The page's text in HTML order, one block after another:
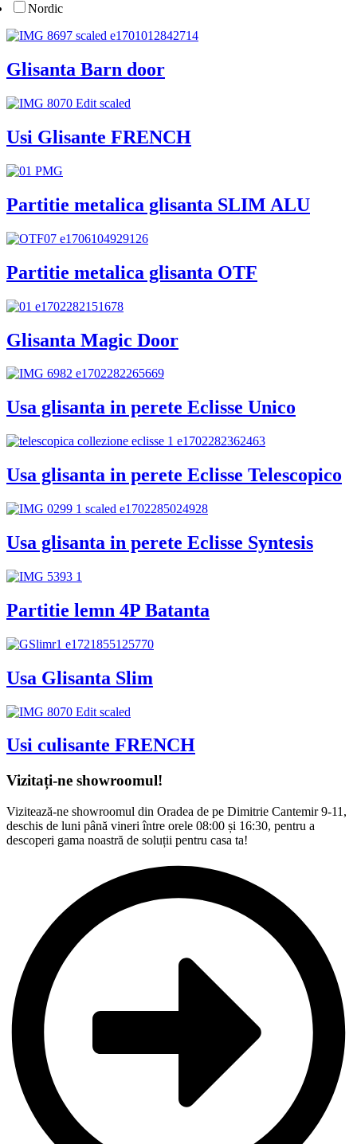
Nordic
Glisanta Barn door
Usi Glisante FRENCH
Partitie metalica glisanta SLIM ALU
Partitie metalica glisanta OTF
Glisanta Magic Door
Usa glisanta in perete Eclisse Unico
Usa glisanta in perete Eclisse Telescopico
Usa glisanta in perete Eclisse Syntesis
Partitie lemn 4P Batanta
Usa Glisanta Slim
Usi culisante FRENCH
Vizitați-ne showroomul!
Vizitează-ne showroomul din Oradea de pe Dimitrie Cantemir 9-11,
deschis de luni până vineri între orele 08:00 și 16:30, pentru a
descoperi gama noastră de soluții pentru casa ta!